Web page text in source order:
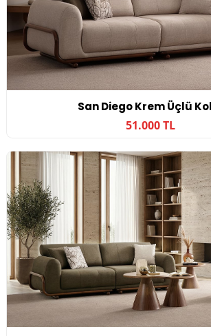
San Diego Krem Üçlü
51.000 TL